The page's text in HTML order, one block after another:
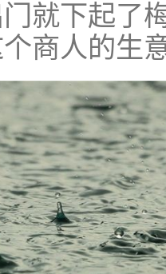
就下起了
商人的生